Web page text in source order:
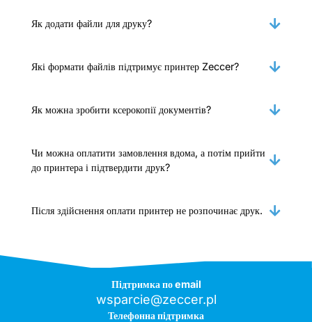
Як додати файли для друку?
Які формати файлів підтримує принтер Zeccer?
Як можна зробити ксерокопії документів?
Чи можна оплатити замовлення вдома, а потім прийти
до принтера і підтвердити друк?
Після здійснення оплати принтер не розпочинає друк.
Підтримка по email
wsparcie@zeccer.pl
Телефонна підтримка